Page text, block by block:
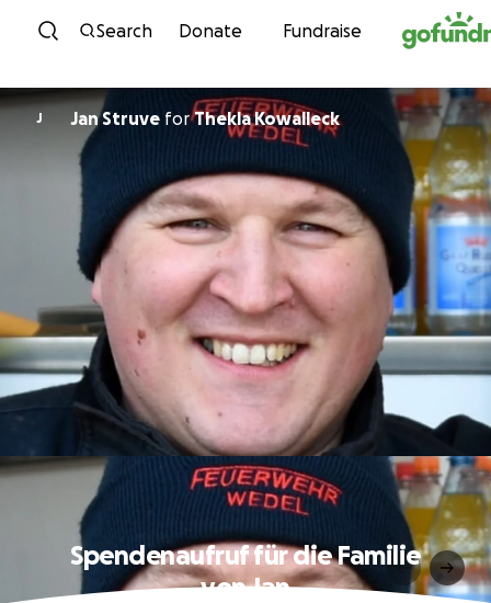
Skip to content
Search Donate Fundraise
J Jan Struve forThekla Kowalleck
Spendenaufruf für die Familie
von Jan